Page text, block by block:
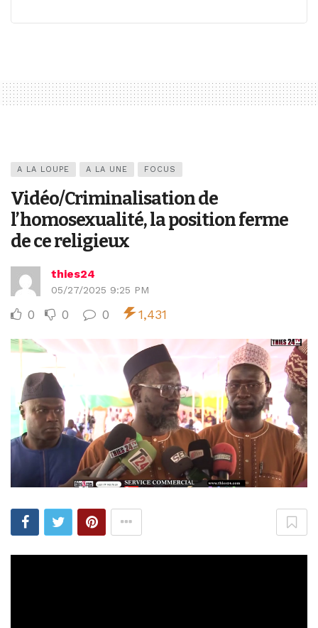
A LA LOUPE A LA UNE FOCUS
Vidéo/Criminalisation de
l’homosexualité, la position ferme
de ce religieux
thies24
05/27/2025 9:25 PM
0 0 0 1,431